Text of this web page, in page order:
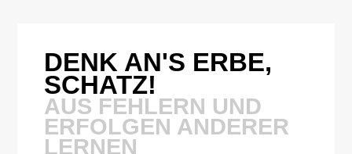
DENK AN'S ERBE,
SCHATZ!
AUS FEHLERN UND
ERFOLGEN ANDERER
LERNEN